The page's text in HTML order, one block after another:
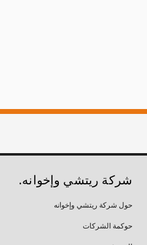
شركة ريتشي وإخوانه.
حول شركة ريتشي وإخوانه
حوكمة الشركات